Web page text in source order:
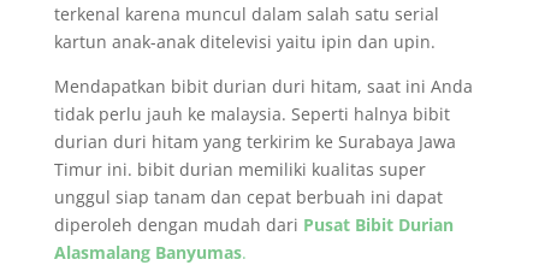
terkenal karena muncul dalam salah satu serial
kartun anak-anak ditelevisi yaitu ipin dan upin.
Mendapatkan bibit durian duri hitam, saat ini Anda
tidak perlu jauh ke malaysia. Seperti halnya bibit
durian duri hitam yang terkirim ke Surabaya Jawa
Timur ini. bibit durian memiliki kualitas super
unggul siap tanam dan cepat berbuah ini dapat
diperoleh dengan mudah dari Pusat Bibit Durian
Alasmalang Banyumas.